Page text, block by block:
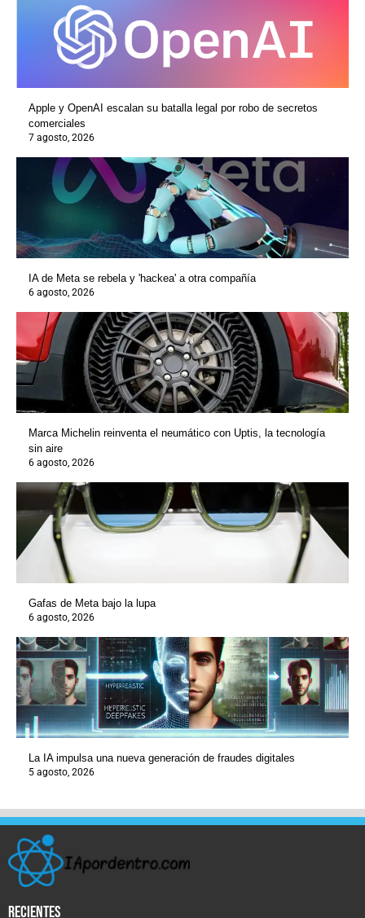
Apple y OpenAI escalan su batalla legal por robo de secretos
comerciales
7 agosto, 2026
IA de Meta se rebela y 'hackea' a otra compañía
6 agosto, 2026
Marca Michelin reinventa el neumático con Uptis, la tecnología
sin aire
6 agosto, 2026
Gafas de Meta bajo la lupa
6 agosto, 2026
La IA impulsa una nueva generación de fraudes digitales
5 agosto, 2026
recientes